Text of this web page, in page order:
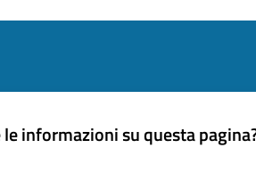
informazioni su questa